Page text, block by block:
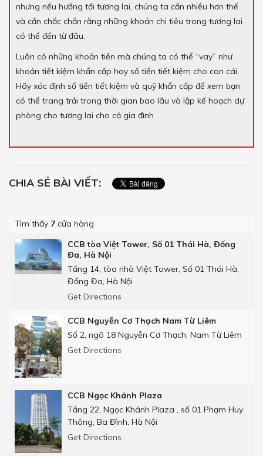
nhưng nếu hướng tới tương lai, chúng ta cần nhiều hơn thế
và cần chắc chắn rằng những khoản chi tiêu trong tương lai
có thể đến từ đâu.
Luôn có những khoản tiền mà chúng ta có thể “vay” như
khoản tiết kiệm khẩn cấp hay số tiền tiết kiệm cho con cái.
Hãy xác định số tiền tiết kiệm và quỹ khẩn cấp để xem bạn
có thể trang trải trong thời gian bao lâu và lập kế hoạch dự
phòng cho tương lai cho cả gia đình.
CHIA SẺ BÀI VIẾT:
Tìm thấy 7 cửa hàng
CCB tòa Việt Tower, Số 01 Thái Hà, Đống
Đa, Hà Nội
Tầng 14, tòa nhà Việt Tower, Số 01 Thái Hà,
Đống Đa, Hà Nội
Get Directions
CCB Nguyễn Cơ Thạch Nam Từ Liêm
Số 2, ngõ 18 Nguyễn Cơ Thạch, Nam Từ Liêm
Get Directions
CCB Ngọc Khánh Plaza
Tầng 22, Ngọc Khánh Plaza , số 01 Phạm Huy
Thông, Ba Đình, Hà Nội
Get Directions